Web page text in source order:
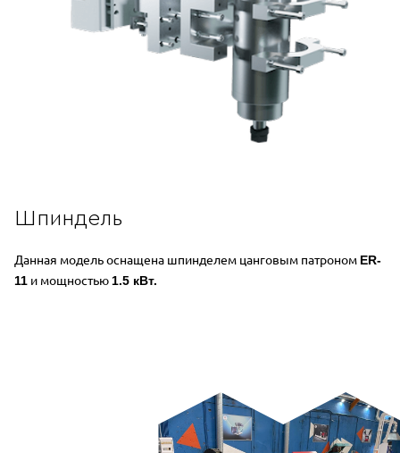
Шпиндель
Данная модель оснащена шпинделем цанговым патроном ER-
11 и мощностью 1.5 кВт.